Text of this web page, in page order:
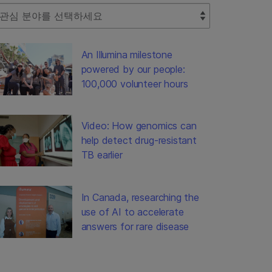
Filter
An Illumina milestone
powered by our people:
100,000 volunteer hours
Video: How genomics can
help detect drug-resistant
TB earlier
In Canada, researching the
use of AI to accelerate
answers for rare disease